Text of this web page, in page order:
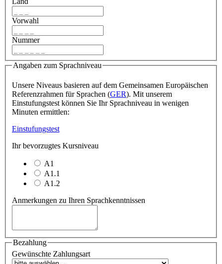
Vorwahl
Nummer
Angaben zum Sprachniveau
Unsere Niveaus basieren auf dem Gemeinsamen Europäischen
Referenzrahmen für Sprachen (GER). Mit unserem
Einstufungstest können Sie Ihr Sprachniveau in wenigen
Minuten ermittlen:
Einstufungstest
Ihr bevorzugtes Kursniveau
A1
A1.1
A1.2
Anmerkungen zu Ihren Sprachkenntnissen
Bezahlung
Gewünschte Zahlungsart